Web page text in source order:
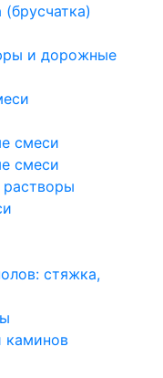
(брусчатка)
и дорожные
смеси
смеси
стяжка,
каминов